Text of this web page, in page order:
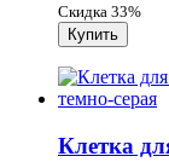
Скидка 33%
Клетка